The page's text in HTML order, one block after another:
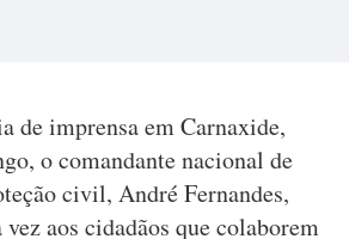
de imprensa em Carnaxide,
o comandante nacional de
civil, André Fernandes,
aos cidadãos que colaborem